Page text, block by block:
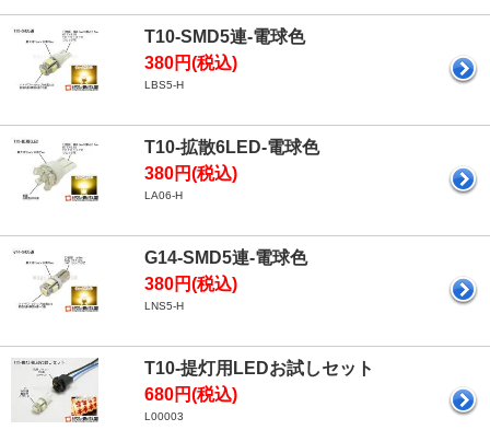
T10-SMD5連-電球色
380円(税込)
LBS5-H
T10-拡散6LED-電球色
380円(税込)
LA06-H
G14-SMD5連-電球色
380円(税込)
LNS5-H
T10-提灯用LEDお試しセット
680円(税込)
L00003